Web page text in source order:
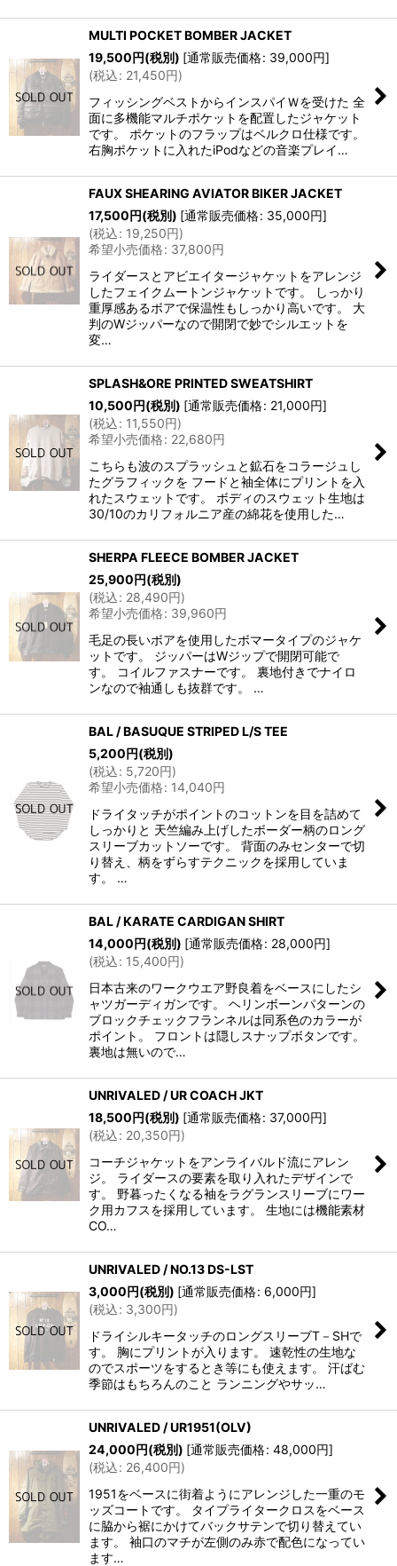
MULTI POCKET BOMBER JACKET
19,500円(税別) [通常販売価格: 39,000円]
(税込: 21,450円)
フィッシングベストからインスパイＷを受けた 全
面に多機能マルチポケットを配置したジャケット
です。 ポケットのフラップはベルクロ仕様です。
右胸ポケットに入れたiPodなどの音楽プレイ…
FAUX SHEARING AVIATOR BIKER JACKET
17,500円(税別) [通常販売価格: 35,000円]
(税込: 19,250円)
希望小売価格: 37,800円
ライダースとアビエイタージャケットをアレンジ
したフェイクムートンジャケットです。 しっかり
重厚感あるボアで保温性もしっかり高いです。 大
判のWジッパーなので開閉で妙でシルエットを
変…
SPLASH&ORE PRINTED SWEATSHIRT
10,500円(税別) [通常販売価格: 21,000円]
(税込: 11,550円)
希望小売価格: 22,680円
こちらも波のスプラッシュと鉱石をコラージュし
たグラフィックを フードと袖全体にプリントを入
れたスウェットです。 ボディのスウェット生地は
30/10のカリフォルニア産の綿花を使用した…
SHERPA FLEECE BOMBER JACKET
25,900円(税別)
(税込: 28,490円)
希望小売価格: 39,960円
毛足の長いボアを使用したボマータイプのジャケ
ットです。 ジッパーはWジップで開閉可能で
す。 コイルファスナーです。 裏地付きでナイロ
ンなので袖通しも抜群です。 …
BAL / BASUQUE STRIPED L/S TEE
5,200円(税別)
(税込: 5,720円)
希望小売価格: 14,040円
ドライタッチがポイントのコットンを目を詰めて
しっかりと 天竺編み上げしたボーダー柄のロング
スリーブカットソーです。 背面のみセンターで切
り替え、柄をずらすテクニックを採用していま
す。 …
BAL / KARATE CARDIGAN SHIRT
14,000円(税別) [通常販売価格: 28,000円]
(税込: 15,400円)
日本古来のワークウエア野良着をベースにしたシ
ャツガーディガンです。 ヘリンボーンパターンの
ブロックチェックフランネルは同系色のカラーが
ポイント。 フロントは隠しスナップボタンです。
裏地は無いので…
UNRIVALED / UR COACH JKT
18,500円(税別) [通常販売価格: 37,000円]
(税込: 20,350円)
コーチジャケットをアンライバルド流にアレン
ジ。 ライダースの要素を取り入れたデザインで
す。 野暮ったくなる袖をラグランスリーブにワー
ク用カフスを採用しています。 生地には機能素材
CO…
UNRIVALED / NO.13 DS-LST
3,000円(税別) [通常販売価格: 6,000円]
(税込: 3,300円)
ドライシルキータッチのロングスリーブT－SHで
す。 胸にプリントが入ります。 速乾性の生地な
のでスポーツをするとき等にも使えます。 汗ばむ
季節はもちろんのこと ランニングやサッ…
UNRIVALED / UR1951(OLV)
24,000円(税別) [通常販売価格: 48,000円]
(税込: 26,400円)
1951をベースに街着ようにアレンジした一重のモ
ッズコートです。 タイプライタークロスをベース
に脇から裾にかけてバックサテンで切り替えてい
ます。 袖口のマチが左側のみ赤で配色になってい
ます…